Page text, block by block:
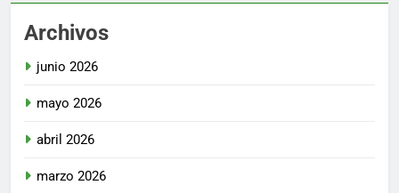
Archivos
junio 2026
mayo 2026
abril 2026
marzo 2026